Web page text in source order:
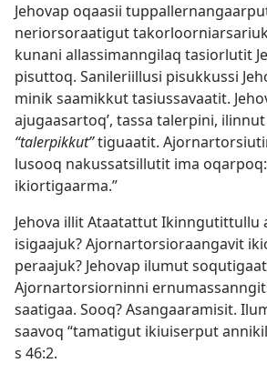
Jehovap oqaasii
neriorsoraatigut
kunani al­las­siman­ngilaq tasiorlutit
pisut­toq. Sanileriil­lusi pisuk­kus­si
minik saamik­kut tasius­savaatit.
ajugaasar­toq’, tas­sa taler­pini,
“talerpikkut”tiguaatit.
lusooq nakus­satsil­lutit ima
ikior­tigaarma.”
Jehova il­lit Ataatat­tut Ikin­ngutit­tul­lu
isigaajuk? Ajor­nar­torsioraangavit
peraajuk? Jehovap ilumut
Ajor­nar­torsior­nin­ni
saatigaa. Sooq? Asangaaramisit.
saavoq “tamatigut ikiuiser­put
s 46:2.